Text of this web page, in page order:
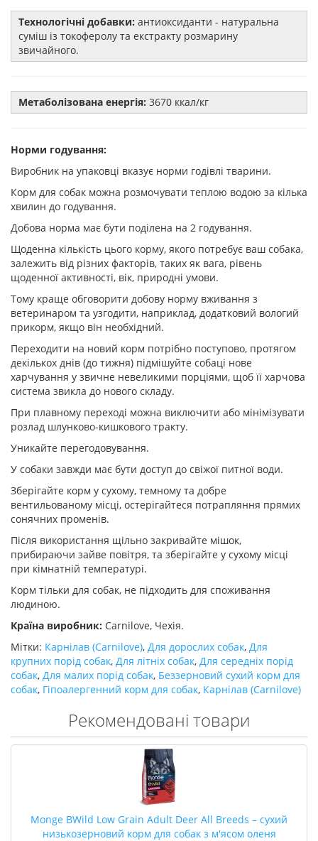
Технологічні добавки: антиоксиданти - натуральна
суміш із токоферолу та екстракту розмарину
звичайного.
Метаболізована енергія: 3670 ккал/кг
Норми годування:
Виробник на упаковці вказує норми годівлі тварини.
Корм для собак можна розмочувати теплою водою за кілька
хвилин до годування.
Добова норма має бути поділена на 2 годування.
Щоденна кількість цього корму, якого потребує ваш собака,
залежить від різних факторів, таких як вага, рівень
щоденної активності, вік, природні умови.
Тому краще обговорити добову норму вживання з
ветеринаром та узгодити, наприклад, додатковий вологий
прикорм, якщо він необхідний.
Переходити на новий корм потрібно поступово, протягом
декількох днів (до тижня) підмішуйте собаці нове
харчування у звичне невеликими порціями, щоб її харчова
система звикла до нового складу.
При плавному переході можна виключити або мінімізувати
розлад шлунково-кишкового тракту.
Уникайте перегодовування.
У собаки завжди має бути доступ до свіжої питної води.
Зберігайте корм у сухому, темному та добре
вентильованому місці, остерігайтеся потрапляння прямих
сонячних променів.
Після використання щільно закривайте мішок,
прибираючи зайве повітря, та зберігайте у сухому місці
при кімнатній температурі.
Корм тільки для собак, не підходить для споживання
людиною.
Країна виробник: Carnilove, Чехія.
Мітки: Карнілав (Carnilove), Для дорослих собак, Для
крупних порід собак, Для літніх собак, Для середніх порід
собак, Для малих порід собак, Беззерновий сухий корм для
собак, Гіпоалергенний корм для собак, Карнілав (Carnilove)
Рекомендовані товари
Monge BWild Low Grain Adult Deer All Breeds – сухий
низькозерновий корм для собак з м'ясом оленя